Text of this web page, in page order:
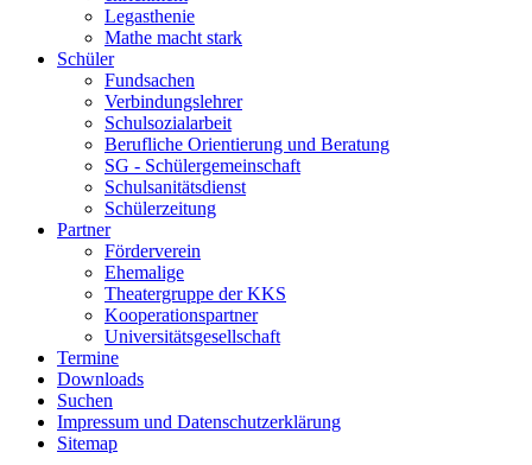
Legasthenie
Mathe macht stark
Schüler
Fundsachen
Verbindungslehrer
Schulsozialarbeit
Berufliche Orientierung und Beratung
SG - Schülergemeinschaft
Schulsanitätsdienst
Schülerzeitung
Partner
Förderverein
Ehemalige
Theater­gruppe der KKS
Kooperationspartner
Universitätsgesellschaft
Termine
Downloads
Suchen
Impressum und Datenschutzerklärung
Sitemap